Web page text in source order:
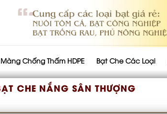
Màng Chống Thấm HDPE Bạt Che Các Loại
CHE NẮNG SÂN THƯỢNG